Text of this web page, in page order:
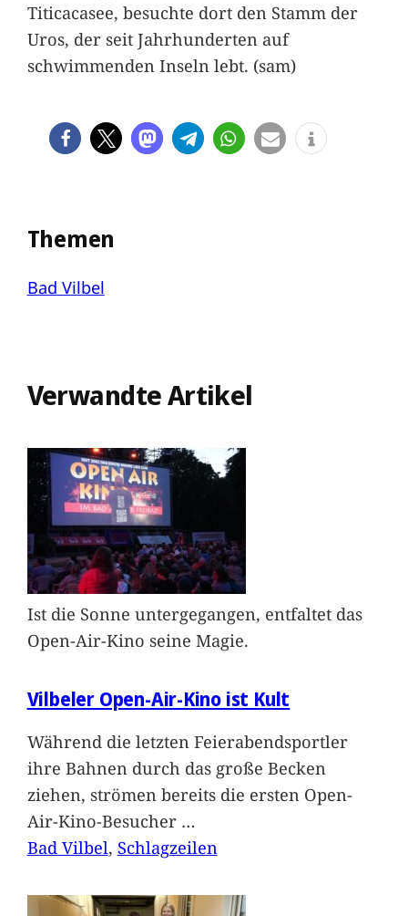
Titicacasee, besuchte dort den Stamm der
Uros, der seit Jahrhunderten auf
schwimmenden Inseln lebt. (sam)
Themen
Bad Vilbel
Verwandte Artikel
Ist die Sonne untergegangen, entfaltet das
Open-Air-Kino seine Magie.
Vilbeler Open-Air-Kino ist Kult
Während die letzten Feierabendsportler
ihre Bahnen durch das große Becken
ziehen, strömen bereits die ersten Open-
Air-Kino-Besucher …
Bad Vilbel, Schlagzeilen